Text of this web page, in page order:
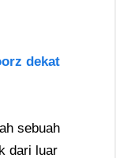
dekat
sebuah
dari luar